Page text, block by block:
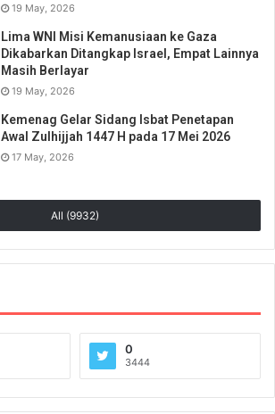
19 May, 2026
Lima WNI Misi Kemanusiaan ke Gaza
Dikabarkan Ditangkap Israel, Empat Lainnya
Masih Berlayar
19 May, 2026
Kemenag Gelar Sidang Isbat Penetapan
Awal Zulhijjah 1447 H pada 17 Mei 2026
17 May, 2026
All (9932)
0
3444